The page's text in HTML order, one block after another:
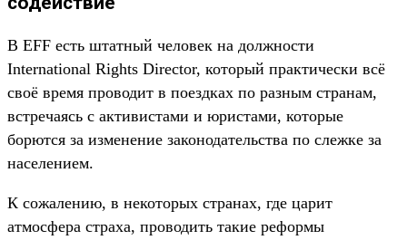
В EFF есть штатный человек на должности
International Rights Director, который практически всё
своё время проводит в поездках по разным странам,
встречаясь с активистами и юристами, которые
борются за изменение законодательства по слежке за
населением.
К сожалению, в некоторых странах, где царит
атмосфера страха, проводить такие реформы